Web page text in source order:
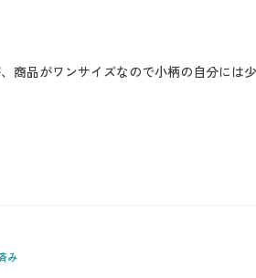
商品がワンサイズなので小柄の自分に
み